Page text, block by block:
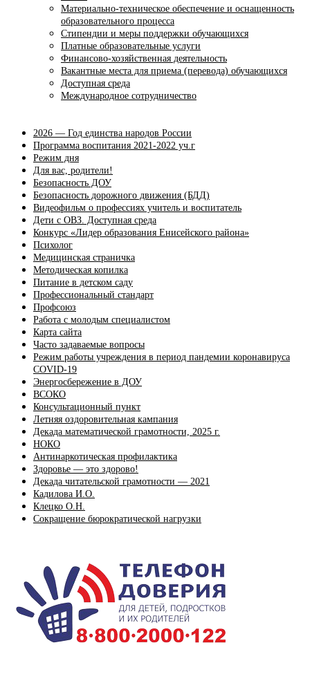
Материально-техническое обеспечение и оснащенность
образовательного процесса
Стипендии и меры поддержки обучающихся
Платные образовательные услуги
Финансово-хозяйственная деятельность
Вакантные места для приема (перевода) обучающихся
Доступная среда
Международное сотрудничество
2026 — Год единства народов России
Программа воспитания 2021-2022 уч.г
Режим дня
Для вас, родители!
Безопасность ДОУ
Безопасность дорожного движения (БДД)
Видеофильм о профессиях учитель и воспитатель
Дети с ОВЗ. Доступная среда
Конкурс «Лидер образования Енисейского района»
Психолог
Медицинская страничка
Методическая копилка
Питание в детском саду
Профессиональный стандарт
Профсоюз
Работа с молодым специалистом
Карта сайта
Часто задаваемые вопросы
Режим работы учреждения в период пандемии коронавируса
COVID-19
Энергосбережение в ДОУ
ВСОКО
Консультационный пункт
Летняя оздоровительная кампания
Декада математической грамотности, 2025 г.
НОКО
Антинаркотическая профилактика
Здоровье — это здорово!
Декада читательской грамотности — 2021
Кадилова И.О.
Клецко О.Н.
Сокращение бюрократической нагрузки